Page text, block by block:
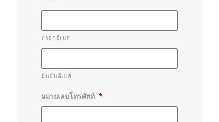
กรอกอีเมล
ยืนยันอีเมล์
หมายเลขโทรศัพท์ *